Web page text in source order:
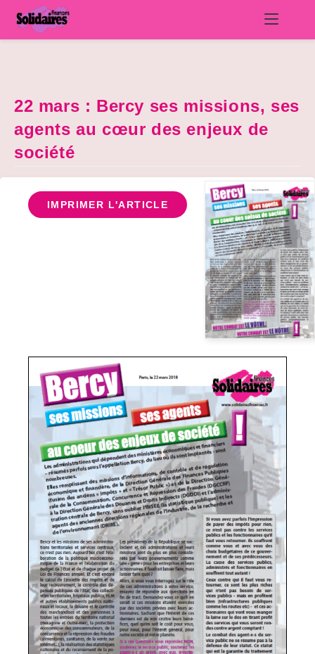
22 mars : Bercy ses missions, ses
agents au cœur des enjeux de
société
IMPRIMER L'ARTICLE